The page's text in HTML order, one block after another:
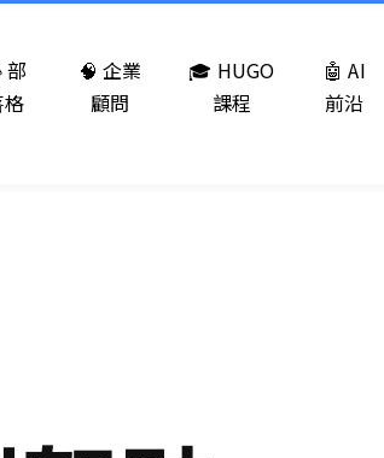
部
🧠 企業
顧問
🎓 HUGO
課程
🤖 AI
前沿